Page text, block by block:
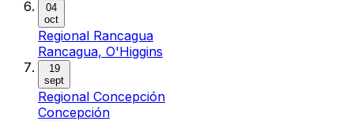
04
oct
Regional Rancagua
Rancagua, O'Higgins
19
sept
Regional Concepción
Concepción